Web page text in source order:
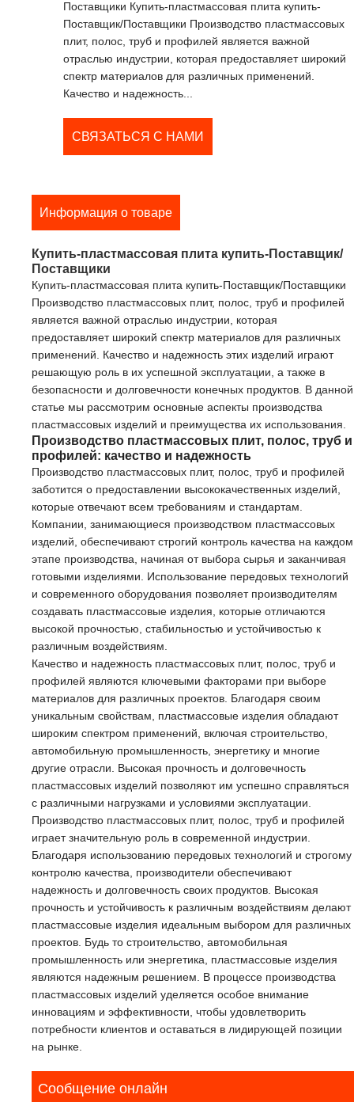
Поставщики Купить-пластмассовая плита купить-
Поставщик/Поставщики Производство пластмассовых
плит, полос, труб и профилей является важной
отраслью индустрии, которая предоставляет широкий
спектр материалов для различных применений.
Качество и надежность...
СВЯЗАТЬСЯ С НАМИ
Информация о товаре
Купить-пластмассовая плита купить-Поставщик/
Поставщики
Купить-пластмассовая плита купить-Поставщик/Поставщики
Производство пластмассовых плит, полос, труб и профилей
является важной отраслью индустрии, которая
предоставляет широкий спектр материалов для различных
применений. Качество и надежность этих изделий играют
решающую роль в их успешной эксплуатации, а также в
безопасности и долговечности конечных продуктов. В данной
статье мы рассмотрим основные аспекты производства
пластмассовых изделий и преимущества их использования.
Производство пластмассовых плит, полос, труб и
профилей: качество и надежность
Производство пластмассовых плит, полос, труб и профилей
заботится о предоставлении высококачественных изделий,
которые отвечают всем требованиям и стандартам.
Компании, занимающиеся производством пластмассовых
изделий, обеспечивают строгий контроль качества на каждом
этапе производства, начиная от выбора сырья и заканчивая
готовыми изделиями. Использование передовых технологий
и современного оборудования позволяет производителям
создавать пластмассовые изделия, которые отличаются
высокой прочностью, стабильностью и устойчивостью к
различным воздействиям.
Качество и надежность пластмассовых плит, полос, труб и
профилей являются ключевыми факторами при выборе
материалов для различных проектов. Благодаря своим
уникальным свойствам, пластмассовые изделия обладают
широким спектром применений, включая строительство,
автомобильную промышленность, энергетику и многие
другие отрасли. Высокая прочность и долговечность
пластмассовых изделий позволяют им успешно справляться
с различными нагрузками и условиями эксплуатации.
Производство пластмассовых плит, полос, труб и профилей
играет значительную роль в современной индустрии.
Благодаря использованию передовых технологий и строгому
контролю качества, производители обеспечивают
надежность и долговечность своих продуктов. Высокая
прочность и устойчивость к различным воздействиям делают
пластмассовые изделия идеальным выбором для различных
проектов. Будь то строительство, автомобильная
промышленность или энергетика, пластмассовые изделия
являются надежным решением. В процессе производства
пластмассовых изделий уделяется особое внимание
инновациям и эффективности, чтобы удовлетворить
потребности клиентов и оставаться в лидирующей позиции
на рынке.
Сообщение онлайн